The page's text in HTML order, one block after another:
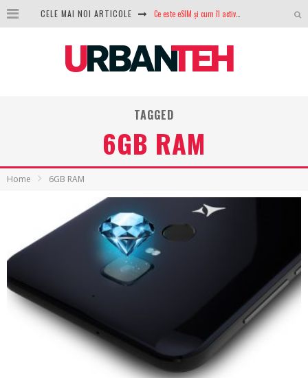
CELE MAI NOI ARTICOLE
100 GB de internet mobil gratuit de la Orange. Fără contract, fără acte și fără obligații
NVIDIA avertizează: memoria RAM și SSD-urile ar putea deveni și mai scumpe în perioada următoare
GTA VI poate fi precomandat oficial. Rockstar dezvăluie edițiile oficiale și bonusurile pe care le primești
TAGGED
6GB RAM
Home 6GB RAM